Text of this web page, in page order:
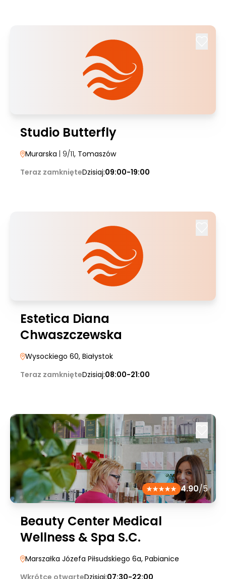
Studio Butterfly
Murarska | 9/11, Tomaszów
Teraz zamknięteDzisiaj:09:00-19:00
Estetica Diana
Chwaszczewska
Wysockiego 60, Białystok
Teraz zamknięteDzisiaj:08:00-21:00
4.90/5
Beauty Center Medical
Wellness & Spa S.C.
Marszałka Józefa Piłsudskiego 6a, Pabianice
Wkrótce otwarteDzisiaj:07:30-22:00